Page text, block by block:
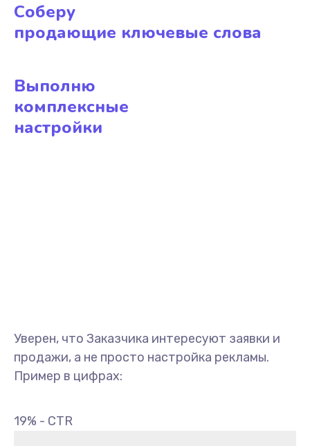
Соберу
продающие ключевые слова
Выполню
комплексные
настройки
Уверен, что Заказчика интересуют заявки и
продажи, а не просто настройка рекламы.
Пример в цифрах:
19% - CTR